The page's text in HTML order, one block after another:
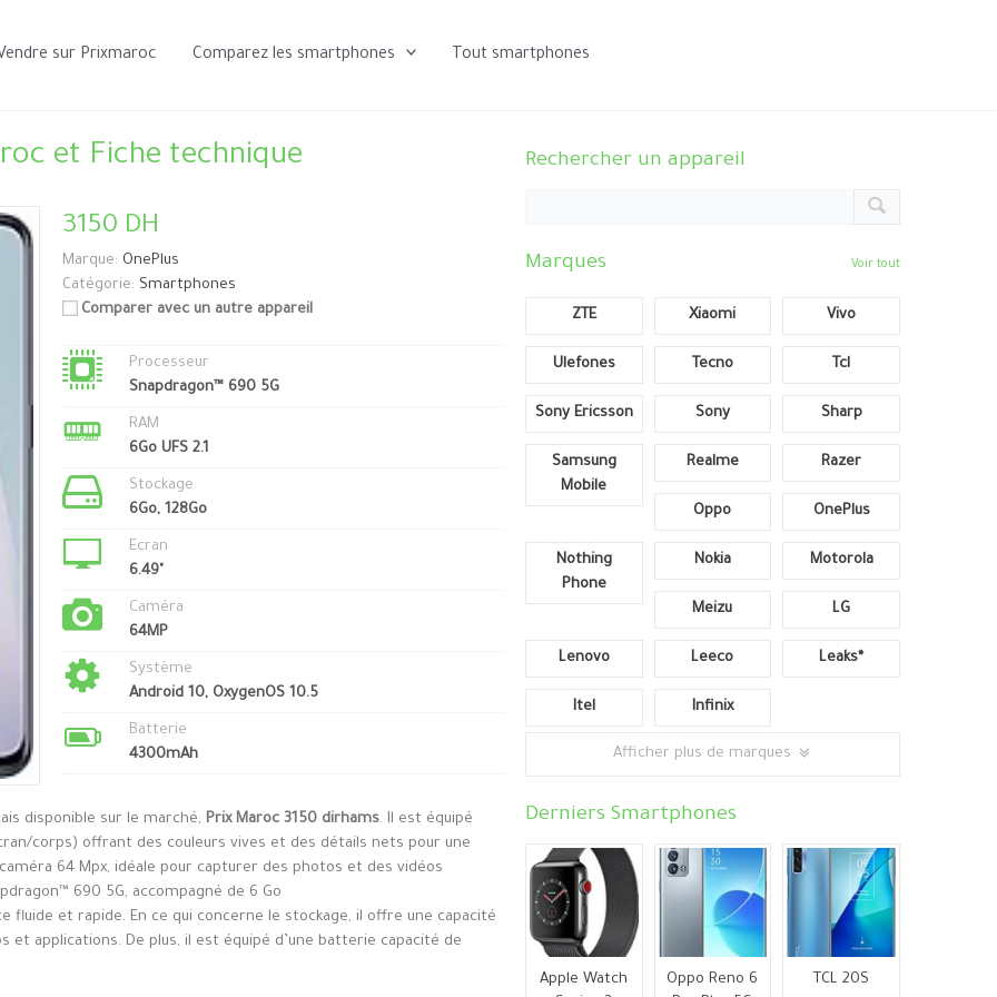
sur Prixmaroc Comparez les smartphones Tout smartphones
et Fiche technique
3150 DH
Marque: OnePlus
Catégorie: Smartphones
Comparer avec un autre appareil
Processeur
Snapdragon™ 690 5G
RAM
6Go UFS 2.1
Stockage
6Go, 128Go
Ecran
6.49"
Caméra
64MP
Système
Android 10, OxygenOS 10.5
Batterie
4300mAh
disponible sur le marché, Prix Maroc 3150 dirhams. Il est équipé
corps) offrant des couleurs vives et des détails nets pour une
64 Mpx, idéale pour capturer des photos et des vidéos
690 5G, accompagné de 6 Go
fluide et rapide. En ce qui concerne le stockage, il offre une capacité
et applications. De plus, il est équipé d’une batterie capacité de
Rechercher un appareil
Marques Voir tout
ZTE Xiaomi Vivo
Ulefones Tecno Tcl
Sony Ericsson Sony Sharp
Samsung
Mobile
Realme Razer
Oppo OnePlus
Nothing
Phone
Nokia Motorola
Meizu LG
Lenovo Leeco Leaks*
Itel Infinix
Afficher plus de marques
Derniers Smartphones
Apple Watch
Oppo Reno 6
TCL 20S